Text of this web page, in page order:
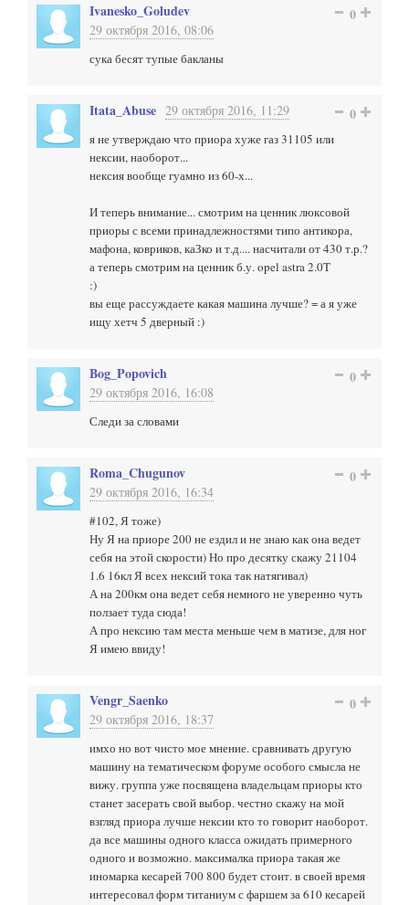
Ivanesko_Goludev
29 октября 2016, 08:06
0
сука бесят тупые бакланы
Itata_Abuse 29 октября 2016, 11:29 0
я не утверждаю что приора хуже газ 31105 или
нексии, наоборот...
нексия вообще гуамно из 60-х...
И теперь внимание... смотрим на ценник люксовой
приоры с всеми принадлежностями типо антикора,
мафона, ковриков, каЗко и т.д.... насчитали от 430 т.р.?
а теперь смотрим на ценник б.у. opel astra 2.0T
:)
вы еще рассуждаете какая машина лучше? = а я уже
ищу хетч 5 дверный :)
Bog_Popovich
29 октября 2016, 16:08
0
Следи за словами
Roma_Chugunov
29 октября 2016, 16:34
0
#102, Я тоже)
Ну Я на приоре 200 не ездил и не знаю как она ведет
себя на этой скорости) Но про десятку скажу 21104
1.6 16кл Я всех нексий тока так натягивал)
А на 200км она ведет себя немного не уверенно чуть
ползает туда сюда!
А про нексию там места меньше чем в матизе, для ног
Я имею ввиду!
Vengr_Saenko
29 октября 2016, 18:37
0
имхо но вот чисто мое мнение. сравнивать другую
машину на тематическом форуме особого смысла не
вижу. группа уже посвящена владельцам приоры кто
станет засерать свой выбор. честно скажу на мой
взгляд приора лучше нексии кто то говорит наоборот.
да все машины одного класса ожидать примерного
одного и возможно. максималка приора такая же
иномарка кесарей 700 800 будет стоит. в своей время
интересовал форм титаниум с фаршем за 610 кесарей